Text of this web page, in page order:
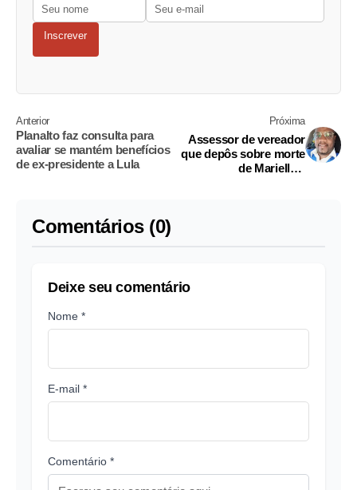
Inscrever
Anterior
Planalto faz consulta para
avaliar se mantém benefícios
de ex-presidente a Lula
Próxima
Assessor de vereador
que depôs sobre morte
de Marielle é
Comentários (0)
Deixe seu comentário
Nome *
E-mail *
Comentário *